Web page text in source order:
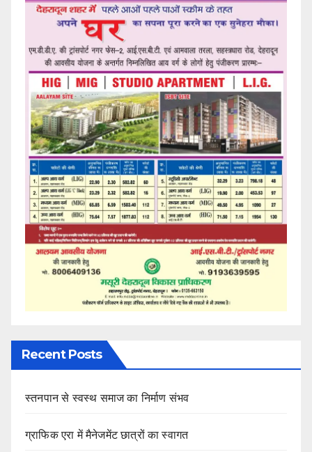
Recent Posts
स्तनपान से स्वस्थ समाज का निर्माण संभव
ग्राफिक एरा में मैनेजमेंट छात्रों का स्वागत